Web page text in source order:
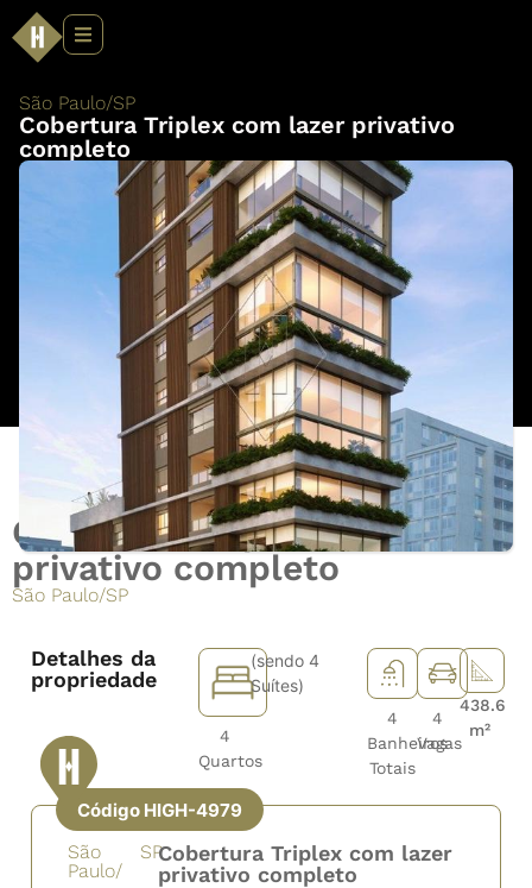
São Paulo/SP
Cobertura Triplex com lazer privativo
completo
Cobertura Triplex com lazer
privativo completo
São Paulo/SP
Detalhes da
propriedade
4
Quartos
(sendo 4
Suítes)
4
Banheiros
Totais
4
Vagas
438.6
m²
Código HIGH-4979
São
Paulo/
SPCobertura Triplex com lazer
privativo completo